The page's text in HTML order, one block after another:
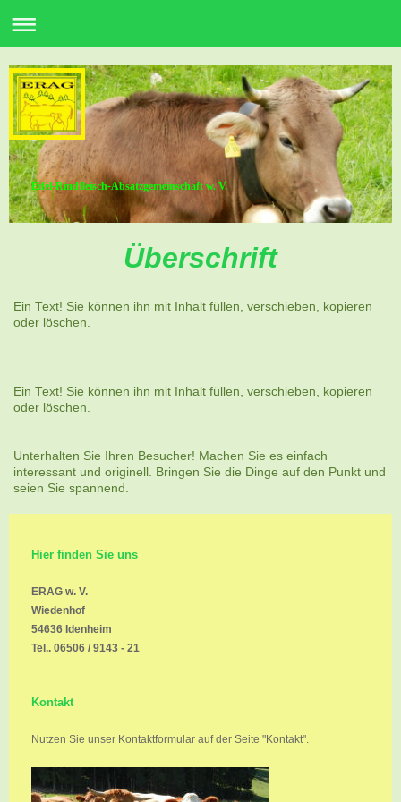
Eifel-Rindfleisch-Absatzgemeinschaft w. V.
Überschrift
Ein Text! Sie können ihn mit Inhalt füllen, verschieben, kopieren
oder löschen.
Ein Text! Sie können ihn mit Inhalt füllen, verschieben, kopieren
oder löschen.
Unterhalten Sie Ihren Besucher! Machen Sie es einfach
interessant und originell. Bringen Sie die Dinge auf den Punkt und
seien Sie spannend.
Hier finden Sie uns
ERAG w. V.
Wiedenhof
54636 Idenheim
Tel.. 06506 / 9143 - 21
Kontakt
Nutzen Sie unser Kontaktformular auf der Seite "Kontakt".